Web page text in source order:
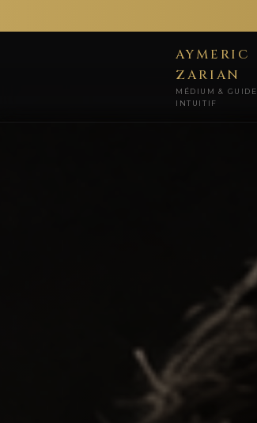
AYMERIC
ZARIAN
MÉDIUM & GUIDE
INTUITIF